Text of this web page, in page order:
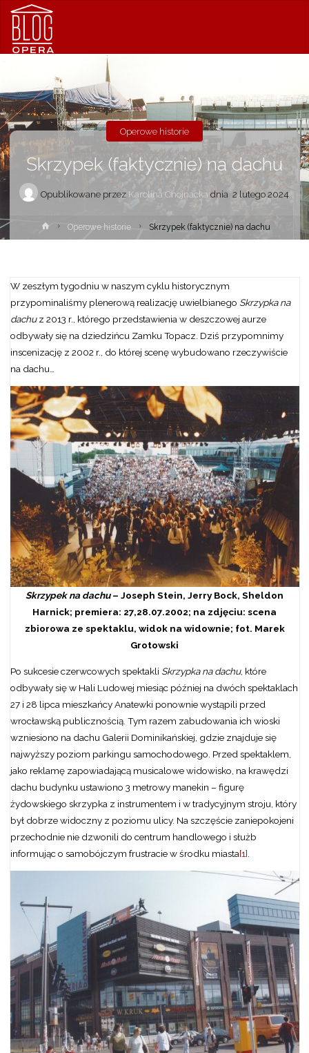
Skrzypek (faktycznie) na dachu
Opublikowane przez Karolina Chojnacka dnia 2 lutego 2024
Operowe historie
Strona
główna
Operowe historie Skrzypek (faktycznie) na dachu
W zeszłym tygodniu w naszym cyklu historycznym
przypominaliśmy plenerową realizację uwielbianego Skrzypka na
dachuz 2013 r., którego przedstawienia w deszczowej aurze
odbywały się na dziedzińcu Zamku Topacz. Dziś przypomnimy
inscenizację z 2002 r., do której scenę wybudowano rzeczywiście
na dachu…
Skrzypek na dachu– Joseph Stein, Jerry Bock, Sheldon
Harnick; premiera: 27,28.07.2002; na zdjęciu: scena
zbiorowa ze spektaklu, widok na widownie; fot. Marek
Grotowski
Po sukcesie czerwcowych spektakli Skrzypka na dachu, które
odbywały się w Hali Ludowej miesiąc później na dwóch spektaklach
27 i 28 lipca mieszkańcy Anatewki ponownie wystąpili przed
wrocławską publicznością. Tym razem zabudowania ich wioski
wzniesiono na dachu Galerii Dominikańskiej, gdzie znajduje się
najwyższy poziom parkingu samochodowego. Przed spektaklem,
jako reklamę zapowiadającą musicalowe widowisko, na krawędzi
dachu budynku ustawiono 3 metrowy manekin – figurę
żydowskiego skrzypka z instrumentem i w tradycyjnym stroju, który
był dobrze widoczny z poziomu ulicy. Na szczęście zaniepokojeni
przechodnie nie dzwonili do centrum handlowego i służb
informując o samobójczym frustracie w środku miasta[1]